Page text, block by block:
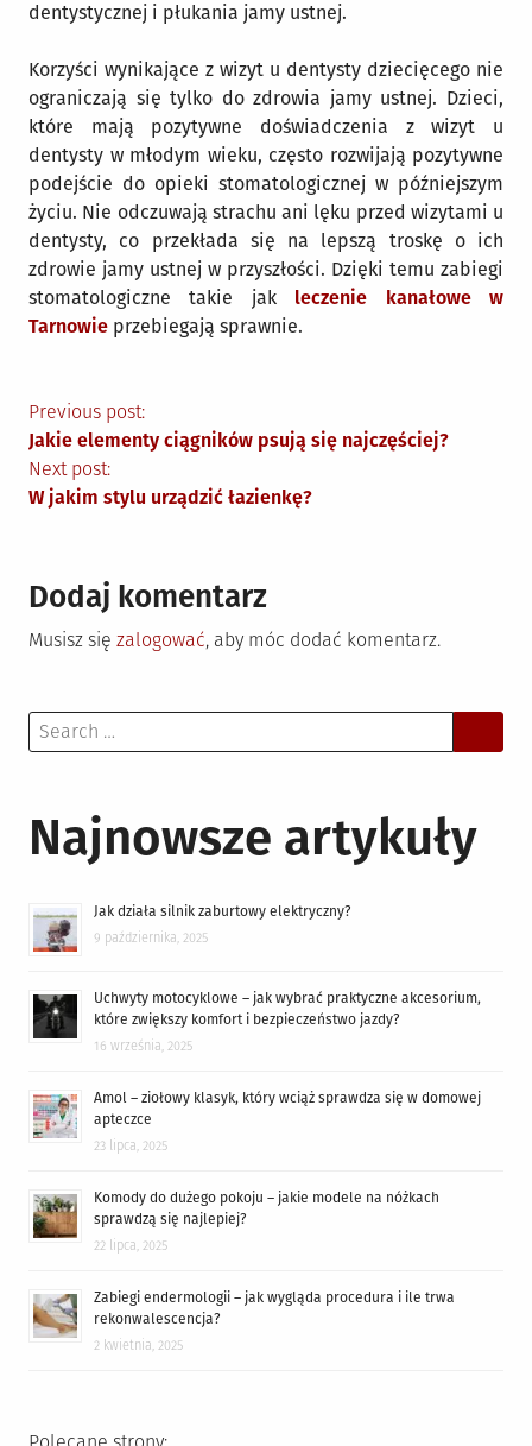
dentystycznej i płukania jamy ustnej.
Korzyści wynikające z wizyt u dentysty dziecięcego nie
ograniczają się tylko do zdrowia jamy ustnej. Dzieci,
które mają pozytywne doświadczenia z wizyt u
dentysty w młodym wieku, często rozwijają pozytywne
podejście do opieki stomatologicznej w późniejszym
życiu. Nie odczuwają strachu ani lęku przed wizytami u
dentysty, co przekłada się na lepszą troskę o ich
zdrowie jamy ustnej w przyszłości. Dzięki temu zabiegi
stomatologiczne takie jak leczenie kanałowe w
Tarnowie przebiegają sprawnie.
Nawigacja
wpisu
Previous post:
Jakie elementy ciągników psują się najczęściej?
Next post:
W jakim stylu urządzić łazienkę?
Dodaj komentarz
Musisz się zalogować, aby móc dodać komentarz.
Search
for:
Najnowsze artykuły
Jak działa silnik zaburtowy elektryczny?
9 października, 2025
Uchwyty motocyklowe – jak wybrać praktyczne akcesorium,
które zwiększy komfort i bezpieczeństwo jazdy?
16 września, 2025
Amol – ziołowy klasyk, który wciąż sprawdza się w domowej
apteczce
23 lipca, 2025
Komody do dużego pokoju – jakie modele na nóżkach
sprawdzą się najlepiej?
22 lipca, 2025
Zabiegi endermologii – jak wygląda procedura i ile trwa
rekonwalescencja?
2 kwietnia, 2025